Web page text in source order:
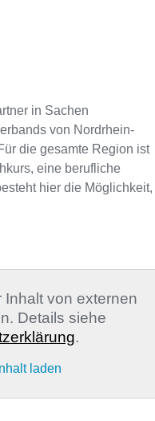
in Sachen
von Nordrhein-
die gesamte Region ist
eine berufliche
hier die Möglichkeit,
Inhalt von externen
Details siehe
.
laden